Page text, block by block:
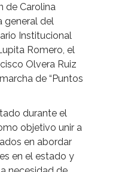
de Carolina
general del
Institucional
Romero, el
Olvera Ruiz
de “Puntos
durante el
objetivo unir a
en abordar
en el estado y